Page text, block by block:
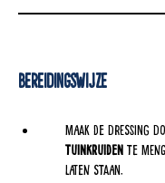
Bereidingswijze
Maak de dressing
tuinkruiden te
laten staan.